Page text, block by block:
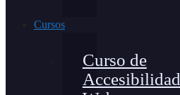
Cursos
Curso de
Accesibilidad